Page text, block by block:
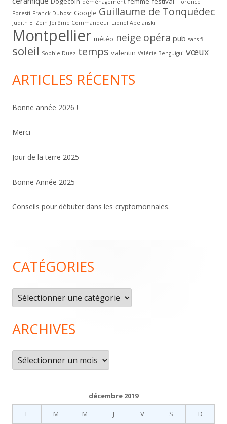
déménagement
Florence
Foresti Franck Dubosc Google Guillaume de Tonquédec
Judith El Zein Jérôme Commandeur Lionel Abelanski
Montpellier météo neige opéra pub sans fil
soleil Sophie Duez temps valentin Valérie Benguigui vœux
ARTICLES RÉCENTS
Bonne année 2026 !
Merci
Jour de la terre 2025
Bonne Année 2025
Conseils pour débuter dans les cryptomonnaies.
du
pied
de
page
CATÉGORIES
Catégories
ARCHIVES
Archives
décembre 2019
L
M M J V S D